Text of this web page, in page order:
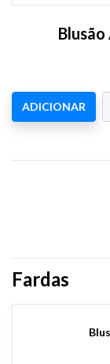
Blusão
ADICIONAR
Fardas